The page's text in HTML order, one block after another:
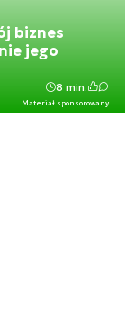
biznes
jego
Materiał sponsorowany
8 min.